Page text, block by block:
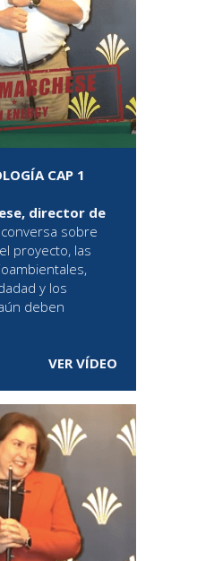
CAP 1
director de
conversa sobre
proyecto, las
y los
deben
VER VÍDEO